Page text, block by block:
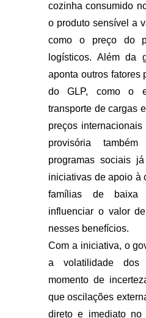
cozinha consumido
o produto sensível a
como o preço do
logísticos. Além da
aponta outros fatores
do GLP, como o
transporte de cargas
preços
provisória
programas sociais
iniciativas de apoio à
famílias de
influenciar o valor
nesses benefícios.
Com a iniciativa, o
a volatilidade
momento de
que oscilações
direto e imediato